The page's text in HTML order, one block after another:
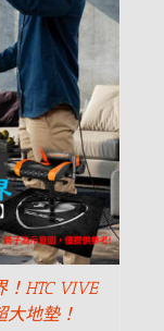
HTC VIVE
大地墊！